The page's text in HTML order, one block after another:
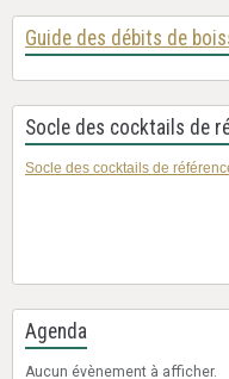
Guide des débits de
Socle des cocktails de
Socle des cocktails de
Agenda
Aucun évènement à afficher.